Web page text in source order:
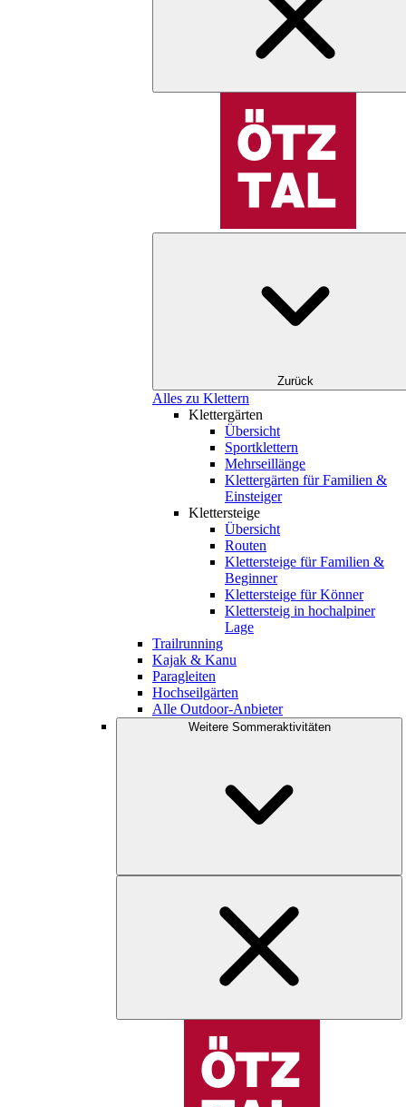
Zurück
Alles zu Klettern
Klettergärten
Übersicht
Sportklettern
Mehrseillänge
Klettergärten für Familien &
Einsteiger
Klettersteige
Übersicht
Routen
Klettersteige für Familien &
Beginner
Klettersteige für Könner
Klettersteig in hochalpiner
Lage
Trailrunning
Kajak & Kanu
Paragleiten
Hochseilgärten
Alle Outdoor-Anbieter
Weitere Sommeraktivitäten